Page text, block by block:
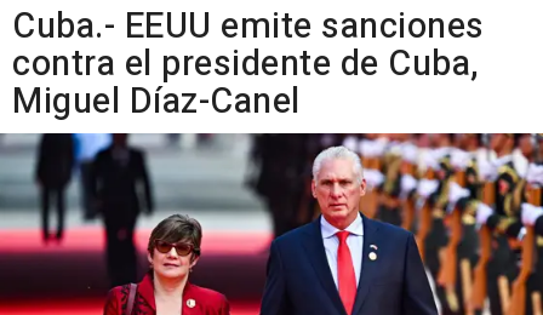
Cuba.- EEUU emite sanciones
contra el presidente de Cuba,
Miguel Díaz-Canel